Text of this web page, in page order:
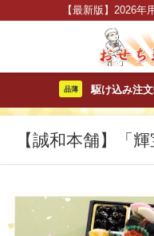
【最新版】2026年
品薄 駆け込み注
【誠和本舗】「